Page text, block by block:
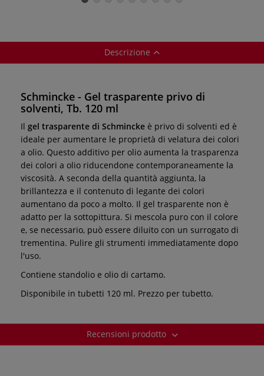
Descrizione
Schmincke - Gel trasparente privo di
solventi, Tb. 120 ml
Il gel trasparente di Schmincke è privo di solventi ed è
ideale per aumentare le proprietà di velatura dei colori
a olio. Questo additivo per olio aumenta la trasparenza
dei colori a olio riducendone contemporaneamente la
viscosità. A seconda della quantità aggiunta, la
brillantezza e il contenuto di legante dei colori
aumentano da poco a molto. Il gel trasparente non è
adatto per la sottopittura. Si mescola puro con il colore
e, se necessario, può essere diluito con un surrogato di
trementina. Pulire gli strumenti immediatamente dopo
l'uso.
Contiene standolio e olio di cartamo.
Disponibile in tubetti 120 ml. Prezzo per tubetto.
Recensioni prodotto